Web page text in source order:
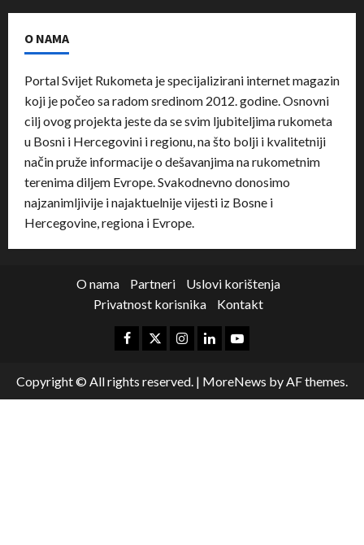
O NAMA
Portal Svijet Rukometa je specijalizirani internet magazin
koji je počeo sa radom sredinom 2012. godine. Osnovni
cilj ovog projekta jeste da se svim ljubiteljima rukometa
u Bosni i Hercegovini i regionu, na što bolji i kvalitetniji
način pruže informacije o dešavanjima na rukometnim
terenima diljem Evrope. Svakodnevno donosimo
najzanimljivije i najaktuelnije vijesti iz Bosne i
Hercegovine, regiona i Evrope.
O nama Partneri
Uslovi korištenja
Privatnost korisnika
Kontakt
Copyright © All rights reserved. | MoreNews by AF themes.